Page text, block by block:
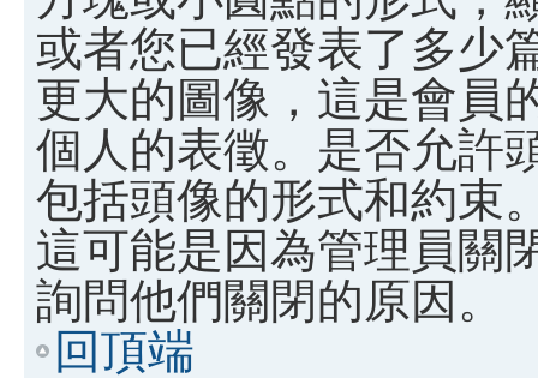
或者您已經發表了多少
更大的圖像，這是會員
個人的表徵。是否允許
包括頭像的形式和約束
這可能是因為管理員關
詢問他們關閉的原因。
回頂端